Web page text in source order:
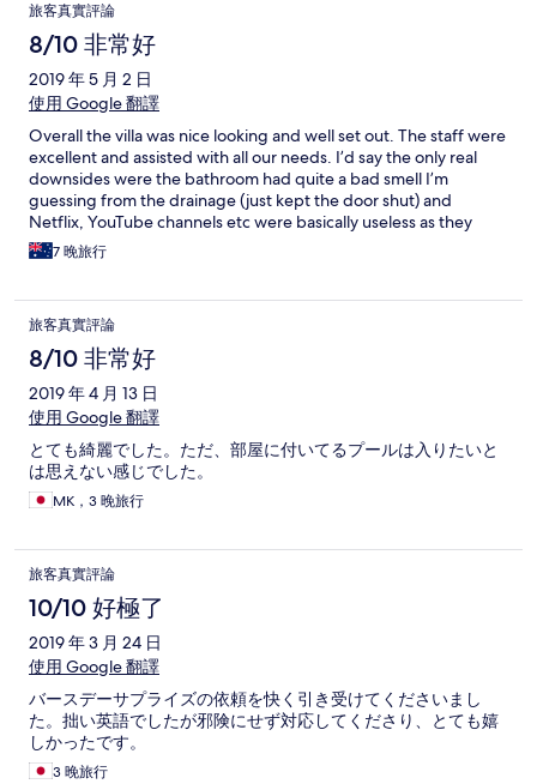
旅客真實評論
8/10 非常好
2019 年 5 月 2 日
使用 Google 翻譯
Overall the villa was nice looking and well set out. The staff were
excellent and assisted with all our needs. I’d say the only real
downsides were the bathroom had quite a bad smell I’m
guessing from the drainage (just kept the door shut) and
Netflix, YouTube channels etc were basically useless as they
either wouldn’t load or kept cutting out. Otherwise a pleasant
stay and would recommend to others.
7 晚旅行
旅客真實評論
8/10 非常好
2019 年 4 月 13 日
使用 Google 翻譯
とても綺麗でした。ただ、部屋に付いてるプールは入りたいと
は思えない感じでした。
MK，3 晚旅行
旅客真實評論
10/10 好極了
2019 年 3 月 24 日
使用 Google 翻譯
バースデーサプライズの依頼を快く引き受けてくださいまし
た。拙い英語でしたが邪険にせず対応してくださり、とても嬉
しかったです。
3 晚旅行